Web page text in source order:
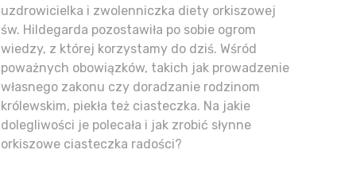
uzdrowicielka i zwolenniczka diety orkiszowej
św. Hildegarda pozostawiła po sobie ogrom
wiedzy, z której korzystamy do dziś. Wśród
poważnych obowiązków, takich jak prowadzenie
własnego zakonu czy doradzanie rodzinom
królewskim, piekła też ciasteczka. Na jakie
dolegliwości je polecała i jak zrobić słynne
orkiszowe ciasteczka radości?